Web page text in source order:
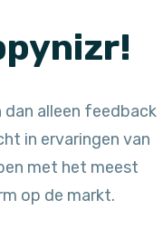
dan alleen feedback
in ervaringen van
met het meest
op de markt.